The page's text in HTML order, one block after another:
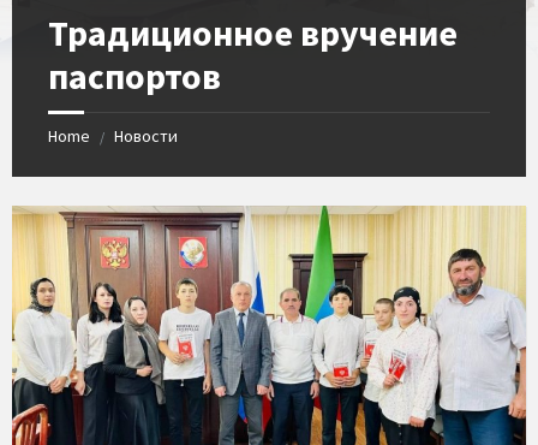
Традиционное вручение
паспортов
Home / Новости